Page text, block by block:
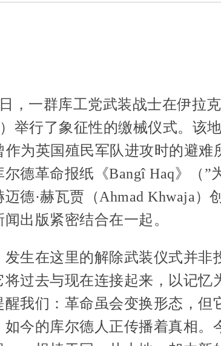
，一群库工党武装战士在伊拉
）举行了象征性的缴械仪式。该
作为英国殖民军队进攻时的避
尔德革命报纸《Bangî Haq》（”
德·赫瓦贾（Ahmad Khwaja）
出版紧密结合在一起。
发生在这里的解除武装仪式并
将过去与现在连接起来，以记忆
醒我们：革命虽会变换形态，但
如今的库尔德人正传播着真相